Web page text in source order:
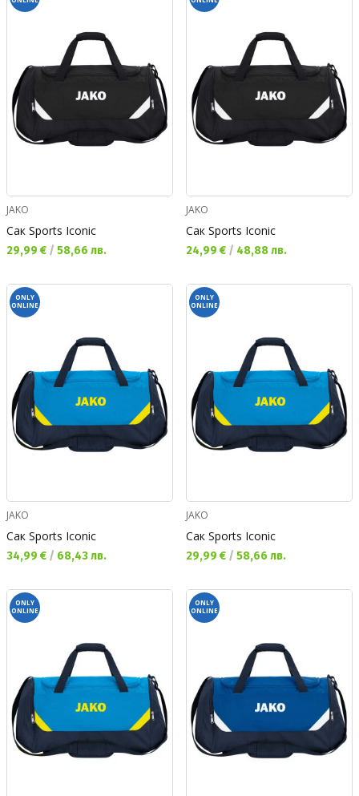
JAKO
Сак Sports Iconic
Текуща цена:
29,99 € / 58,66 лв.
JAKO
Сак Sports Iconic
Текуща цена:
24,99 € / 48,88 лв.
ONLY
ONLINE
JAKO
Сак Sports Iconic
Текуща цена:
34,99 € / 68,43 лв.
ONLY
ONLINE
JAKO
Сак Sports Iconic
Текуща цена:
29,99 € / 58,66 лв.
ONLY
ONLINE
ONLY
ONLINE